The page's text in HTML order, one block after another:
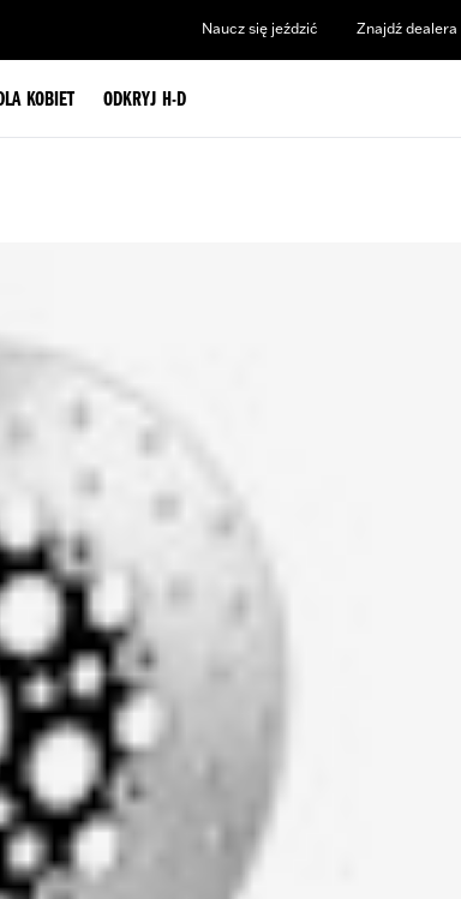
Naucz się jeździć Znajdź dealera
KOBIET ODKRYJ H-D